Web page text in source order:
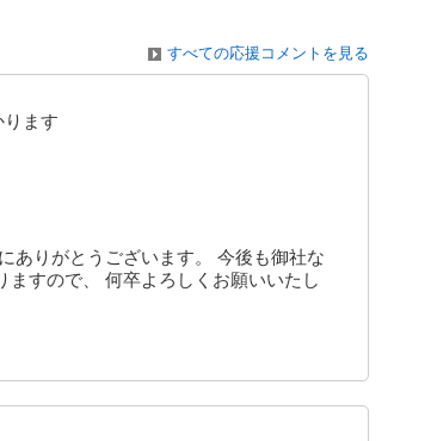
すべての応援コメントを見る
ます
ありがとうございます。 今後も御社な
すので、 何卒よろしくお願いいたし